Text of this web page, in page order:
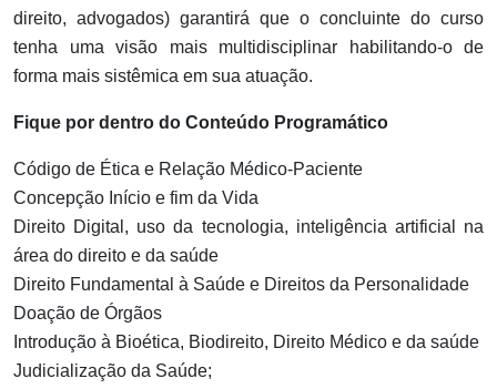
direito, advogados) garantirá que o concluinte do curso
tenha uma visão mais multidisciplinar habilitando-o de
forma mais sistêmica em sua atuação.
Fique por dentro do Conteúdo Programático
Código de Ética e Relação Médico-Paciente
Concepção Início e fim da Vida
Direito Digital, uso da tecnologia, inteligência artificial na
área do direito e da saúde
Direito Fundamental à Saúde e Direitos da Personalidade
Doação de Órgãos
Introdução à Bioética, Biodireito, Direito Médico e da saúde
Judicialização da Saúde;